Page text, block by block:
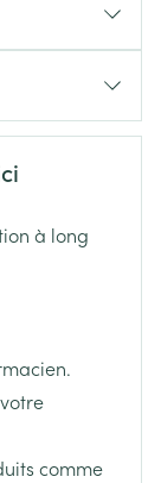
à long
comme